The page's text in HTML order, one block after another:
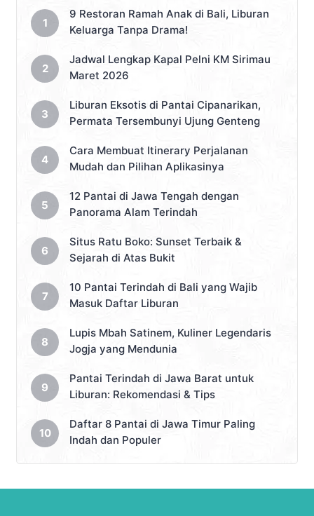
keren […]
9 Restoran Ramah Anak di Bali, Liburan
Keluarga Tanpa Drama!
Jadwal Lengkap Kapal Pelni KM Sirimau
Maret 2026
Liburan Eksotis di Pantai Cipanarikan,
Permata Tersembunyi Ujung Genteng
Cara Membuat Itinerary Perjalanan
Mudah dan Pilihan Aplikasinya
12 Pantai di Jawa Tengah dengan
Panorama Alam Terindah
Situs Ratu Boko: Sunset Terbaik &
Sejarah di Atas Bukit
10 Pantai Terindah di Bali yang Wajib
Masuk Daftar Liburan
Lupis Mbah Satinem, Kuliner Legendaris
Jogja yang Mendunia
Pantai Terindah di Jawa Barat untuk
Liburan: Rekomendasi & Tips
Daftar 8 Pantai di Jawa Timur Paling
Indah dan Populer